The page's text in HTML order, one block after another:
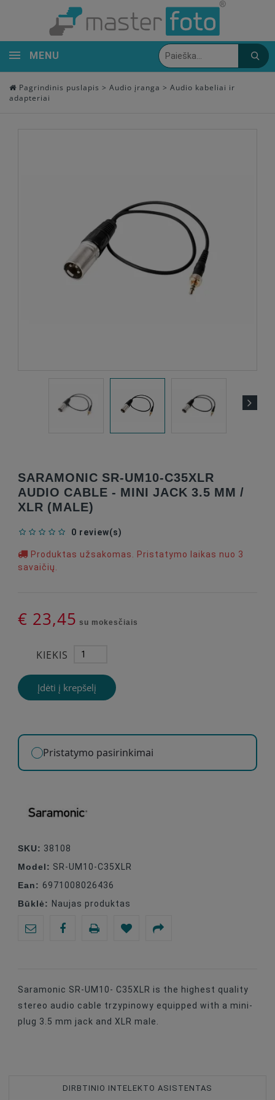
MENU
Pagrindinis puslapis > Audio įranga > Audio kabeliai ir
adapteriai
SARAMONIC SR-UM10-C35XLR
AUDIO CABLE - MINI JACK 3.5 MM /
XLR (MALE)
0 review(s)
Produktas užsakomas. Pristatymo laikas nuo 3
savaičių.
€ 23,45 su mokesčiais
KIEKIS
Įdėti į krepšelį
Pristatymo pasirinkimai
SKU: 38108
Model: SR-UM10-C35XLR
Ean: 6971008026436
Būklė: Naujas produktas
Saramonic SR-UM10- C35XLR is the highest quality
stereo audio cable trzypinowy equipped with a mini-
plug 3.5 mm jack and XLR male.
DIRBTINIO INTELEKTO ASISTENTAS